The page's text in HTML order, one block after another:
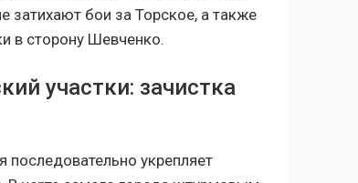
затихают бои за Торское, а также
в сторону Шевченко.
участки: зачистка
последовательно укрепляет